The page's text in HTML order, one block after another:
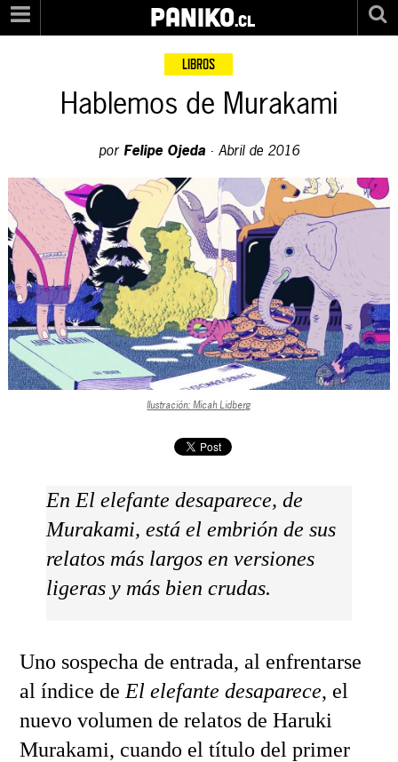
PANIKO.cl
LIBROS
Hablemos de Murakami
por Felipe Ojeda· Abril de 2016
Ilustración: Micah Lidberg
En El elefante desaparece, de
Murakami, está el embrión de sus
relatos más largos en versiones
ligeras y más bien crudas.
Uno sospecha de entrada, al enfrentarse
al índice de El elefante desaparece, el
nuevo volumen de relatos de Haruki
Murakami, cuando el título del primer